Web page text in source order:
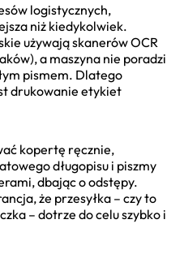
logistycznych,
niż kiedykolwiek.
używają skanerów OCR
a maszyna nie poradzi
pismem. Dlatego
drukowanie etykiet
kopertę ręcznie,
długopisu i piszmy
dbając o odstępy.
że przesyłka – czy to
– dotrze do celu szybko i